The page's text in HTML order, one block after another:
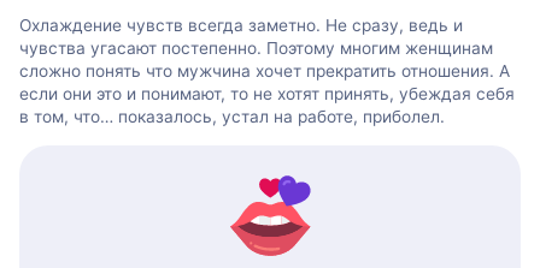
Охлаждение чувств всегда заметно. Не сразу, ведь и
чувства угасают постепенно. Поэтому многим женщинам
сложно понять что мужчина хочет прекратить отношения. А
если они это и понимают, то не хотят принять, убеждая себя
в том, что… показалось, устал на работе, приболел.